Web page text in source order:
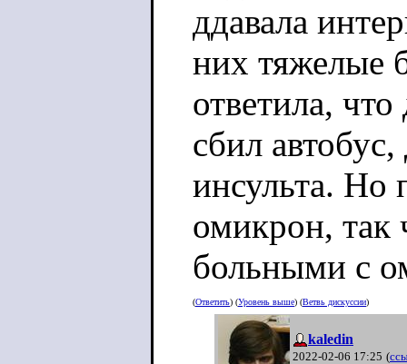
ддавала
них тяжелые
ответила,
сбил
инсульта. Но
омикрон, так
больными с
(Ответить) (Уровень выше) (Ветвь дискуссии)
kaledin
2022-02-06 17:25 (